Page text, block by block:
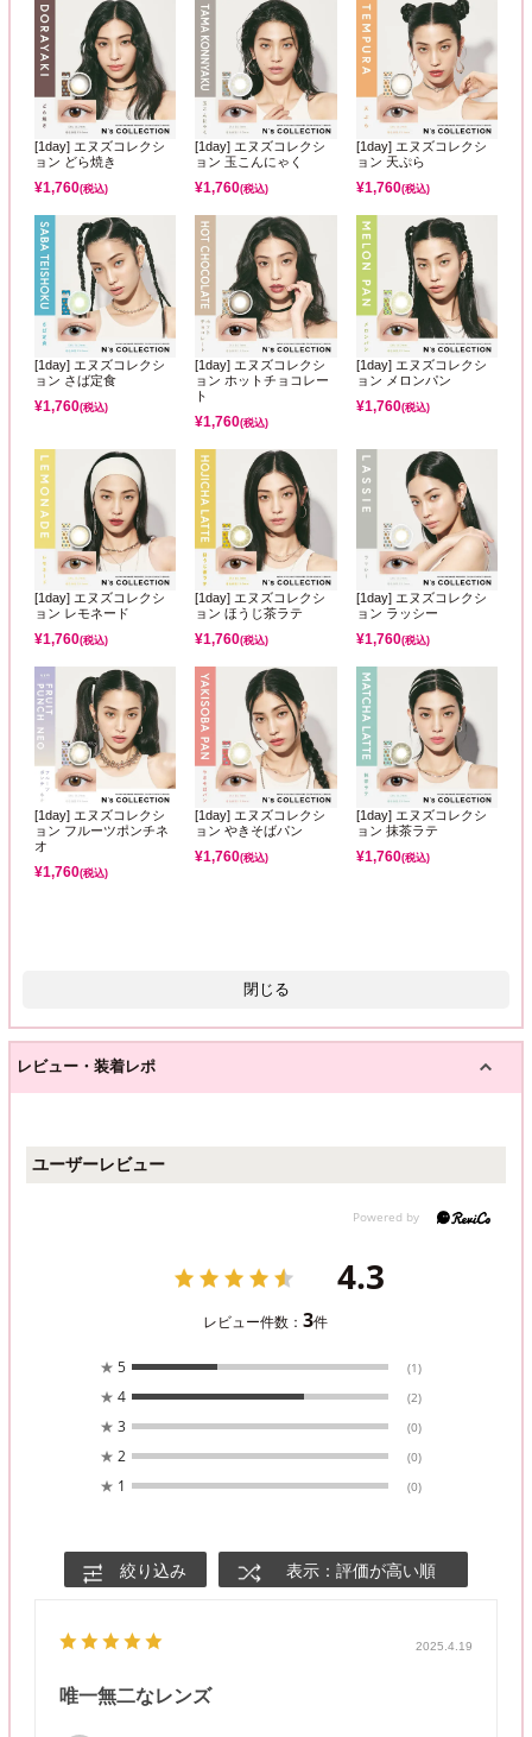
[1day] エヌズコレクシ
ョン どら焼き
¥1,760(税込)
[1day] エヌズコレクシ
ョン 玉こんにゃく
¥1,760(税込)
[1day] エヌズコレクシ
ョン 天ぷら
¥1,760(税込)
[1day] エヌズコレクシ
ョン さば定食
¥1,760(税込)
[1day] エヌズコレクシ
ョン ホットチョコレー
ト
¥1,760(税込)
[1day] エヌズコレクシ
ョン メロンパン
¥1,760(税込)
[1day] エヌズコレクシ
ョン レモネード
¥1,760(税込)
[1day] エヌズコレクシ
ョン ほうじ茶ラテ
¥1,760(税込)
[1day] エヌズコレクシ
ョン ラッシー
¥1,760(税込)
[1day] エヌズコレクシ
ョン フルーツポンチネ
オ
¥1,760(税込)
[1day] エヌズコレクシ
ョン やきそばパン
¥1,760(税込)
[1day] エヌズコレクシ
ョン 抹茶ラテ
¥1,760(税込)
閉じる
レビュー・装着レポ
ユーザーレビュー
4.3
レビュー件数：3件
★ 5 (1)
★ 4 (2)
★ 3 (0)
★ 2 (0)
★ 1 (0)
絞り込み 表示：評価が高い順
2025.4.19
唯一無二なレンズ